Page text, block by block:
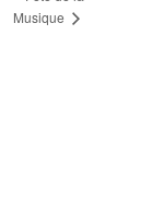
Musique